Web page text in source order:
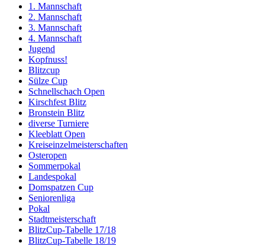
1. Mannschaft
2. Mannschaft
3. Mannschaft
4. Mannschaft
Jugend
Kopfnuss!
Blitzcup
Sülze Cup
Schnellschach Open
Kirschfest Blitz
Bronstein Blitz
diverse Turniere
Kleeblatt Open
Kreiseinzelmeisterschaften
Osteropen
Sommerpokal
Landespokal
Domspatzen Cup
Seniorenliga
Pokal
Stadtmeisterschaft
BlitzCup-Tabelle 17/18
BlitzCup-Tabelle 18/19